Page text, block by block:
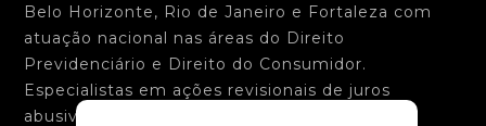
Belo Horizonte, Rio de Janeiro e Fortaleza com
atuação nacional nas áreas do Direito
Previdenciário e Direito do Consumidor.
Especialistas em ações revisionais de juros
abusivos bancários, de cartão de crédito e de